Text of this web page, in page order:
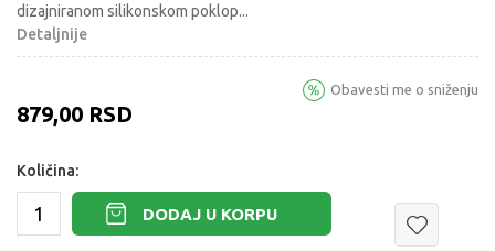
dizajniranom silikonskom poklop...
Detaljnije
879,00 RSD
Obavesti me o sniženju
Količina:
DODAJ U KORPU